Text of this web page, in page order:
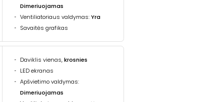
Dimeriuojamas
Ventiliatoriaus valdymas:Yra
Savaitės grafikas
Daviklis vienas,krosnies
LED ekranas
Apšvietimo valdymas:
Dimeriuojamas